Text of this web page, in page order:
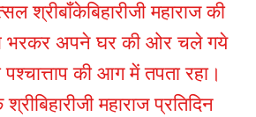
श्रीबाँकेबिहारीजी महाराज की
भरकर अपने घर की ओर चले गये
की आग में तपता रहा।
महाराज प्रतिदिन